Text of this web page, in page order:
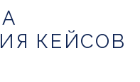
КЕЙСОВ